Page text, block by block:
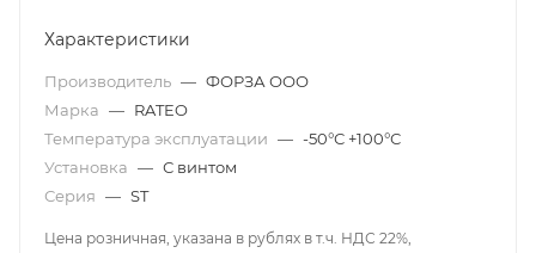
Характеристики
Производитель — ФОРЗА ООО
Марка — RATEO
Температура эксплуатации — -50°С +100°С
Установка — С винтом
Серия — ST
Цена розничная, указана в рублях в т.ч. НДС 22%,